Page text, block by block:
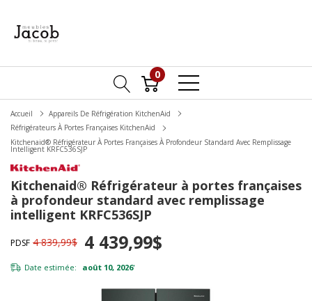
0
Accueil
Appareils De Réfrigération KitchenAid
Réfrigérateurs À Portes Françaises KitchenAid
Kitchenaid® Réfrigérateur À Portes Françaises À Profondeur Standard Avec Remplissage
Intelligent KRFC536SJP
Kitchenaid® Réfrigérateur à portes françaises
à profondeur standard avec remplissage
intelligent KRFC536SJP
PDSF 4 839,99$ 4 439,99$
Date estimée: août 10, 2026*